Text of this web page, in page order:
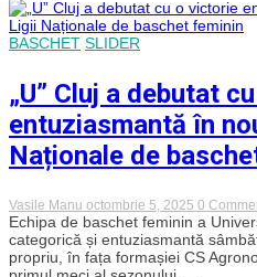
BASCHET SLIDER
„U” Cluj a debutat
entuziasmantă în
Naționale de
Vasile Manu octombrie 5, 2025 0
Echipa de baschet feminin a
categorică și entuziasmantă
propriu, în fața formașiei CS